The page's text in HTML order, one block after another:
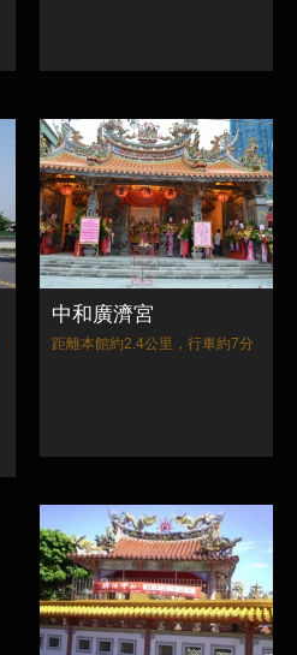
中和廣濟宮
距離本館約2.4公里，行車約7分